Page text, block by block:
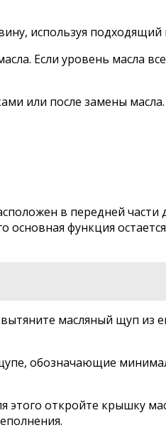
используя подходящий
Если уровень масла
или после замены
в передней части
основная функция
масляный щуп из
обозначающие
этого откройте крышку